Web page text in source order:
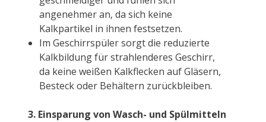
angenehmer an, da sich keine
Kalkpartikel in ihnen festsetzen.
Im Geschirrspüler sorgt die reduzierte
Kalkbildung für strahlenderes Geschirr,
da keine weißen Kalkflecken auf Gläsern,
Besteck oder Behältern zurückbleiben.
3. Einsparung von Wasch- und Spülmitteln